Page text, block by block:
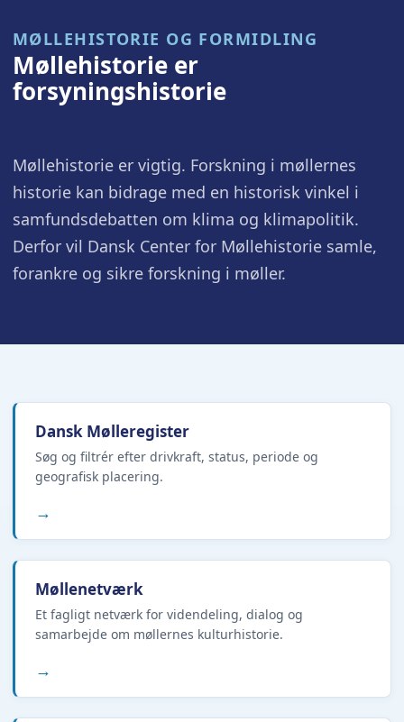
MØLLEHISTORIE OG FORMIDLING
Møllehistorie er
forsyningshistorie
Møllehistorie er vigtig. Forskning i møllernes
historie kan bidrage med en historisk vinkel i
samfundsdebatten om klima og klimapolitik.
Derfor vil Dansk Center for Møllehistorie samle,
forankre og sikre forskning i møller.
Dansk Mølleregister
Søg og filtrér efter drivkraft, status, periode og
geografisk placering.
→
Møllenetværk
Et fagligt netværk for videndeling, dialog og
samarbejde om møllernes kulturhistorie.
→